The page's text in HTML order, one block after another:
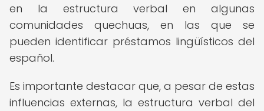
en la estructura verbal en algunas
comunidades quechuas, en las que se
pueden identificar préstamos lingüísticos del
español.
Es importante destacar que, a pesar de estas
influencias externas, la estructura verbal del